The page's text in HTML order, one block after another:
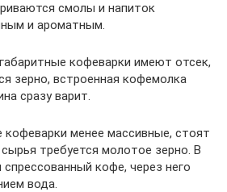
смолы и напиток
и ароматным.
кофеварки имеют отсек,
зерно, встроенная кофемолка
сразу варит.
менее массивные, стоят
требуется молотое зерно. В
кофе, через него
вода.